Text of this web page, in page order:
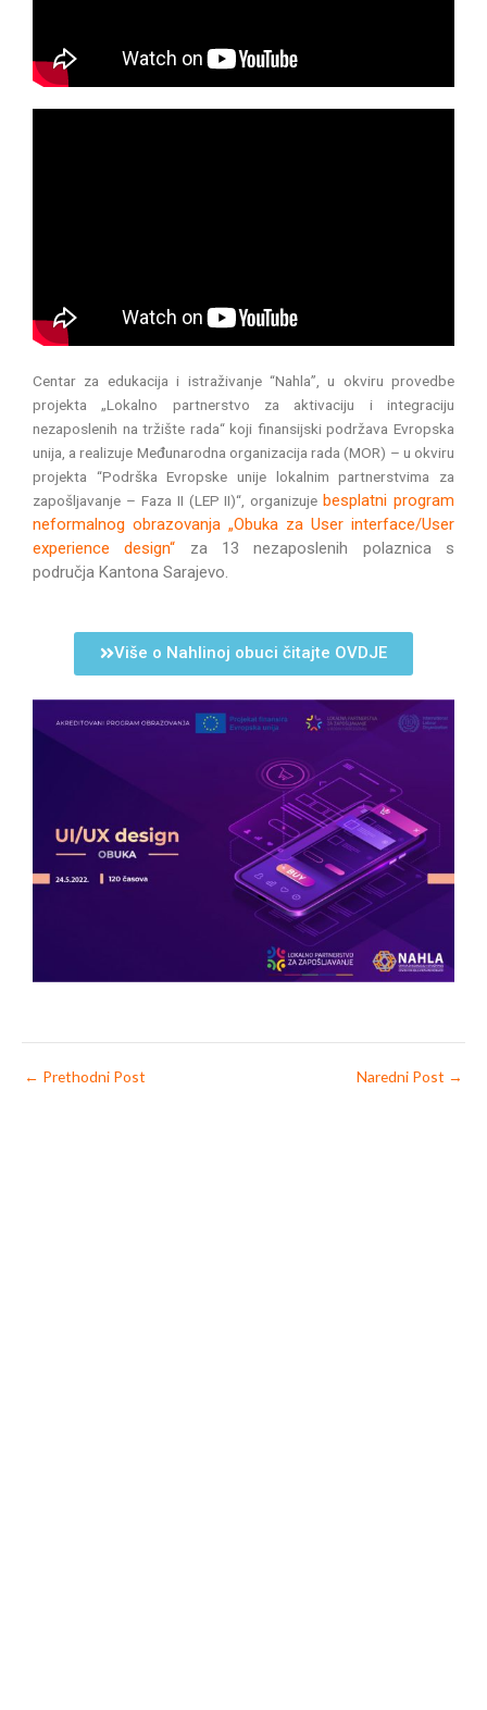
Centar za edukacija i istraživanje “Nahla”, u okviru provedbe
projekta „Lokalno partnerstvo za aktivaciju i integraciju
nezaposlenih na tržište rada“ koji finansijski podržava Evropska
unija, a realizuje Međunarodna organizacija rada (MOR) – u okviru
projekta “Podrška Evropske unije lokalnim partnerstvima za
zapošljavanje – Faza II (LEP II)“, organizuje besplatni program
neformalnog obrazovanja „Obuka za User interface/User
experience design“ za 13 nezaposlenih polaznica s
područja Kantona Sarajevo.
Više o Nahlinoj obuci čitajte OVDJE
← Prethodni Post Naredni Post →